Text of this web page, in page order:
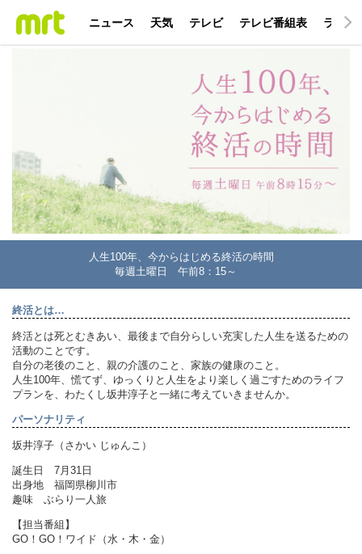
ニュース 天気 テレビ テレビ番組表 ラジオ
人生100年、今からはじめる終活の時間
毎週土曜日 午前8：15～
終活とは…
終活とは死とむきあい、最後まで自分らしい充実した人生を送るための
活動のことです。
自分の老後のこと、親の介護のこと、家族の健康のこと。
人生100年、慌てず、ゆっくりと人生をより楽しく過ごすためのライフ
プランを、わたくし坂井淳子と一緒に考えていきませんか。
パーソナリティ
坂井淳子（さかい じゅんこ）
誕生日 7月31日
出身地 福岡県柳川市
趣味 ぶらり一人旅
【担当番組】
GO！GO！ワイド（水・木・金）